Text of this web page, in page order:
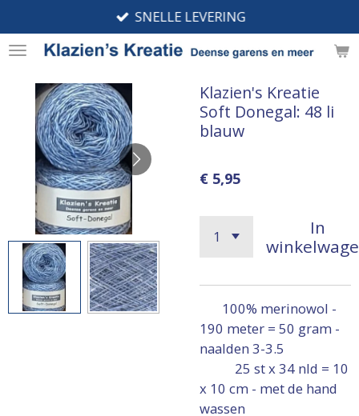
direct
naar
hoofdinhoud
SNELLE LEVERING
Klazien's Kreatie
Soft Donegal: 48 li
blauw
€ 5,95
In
100% merinowol -
190 meter = 50 gram -
naalden 3-3.5
25 st x 34 nld = 10
x 10 cm - met de hand
wassen